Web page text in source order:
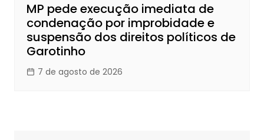
MP pede execução imediata de
condenação por improbidade e
suspensão dos direitos políticos de
Garotinho
7 de agosto de 2026